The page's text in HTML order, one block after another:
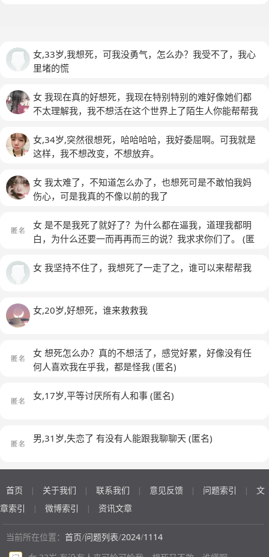
女,33岁,我想死，可我没勇气，怎么办？我受不了，我心
里堵的慌
女 我现在真的好想死，我现在特别特别的难好像她们都
不太理解我，我不想活在这个世界上了陌生人你能帮帮我
女,34岁,突然很想死，哈哈哈哈，我好委屈啊。可我就是
这样，我不想改变，不想放弃。
女 我太难了，不知道怎么办了，也想死可是不敢怕我妈
伤心，可是我真的不像以前的我了
女 是不是我死了就好了？为什么都在逼我，道理我都明
白，为什么还要一而再再而三的说？我求求你们了。 (匿
女 我坚持不住了，我想死了一走了之，谁可以来帮帮我
女,20岁,好想死，谁来救救我
女 想死怎么办？真的不想活了，感觉好累，好像没有任
何人喜欢我在乎我，都是怪我 (匿名)
女,17岁,平等讨厌所有人和事 (匿名)
男,31岁,失恋了 有没有人能跟我聊聊天 (匿名)
首页 | 关于我们 | 联系我们 | 意见反馈 | 问题索引 |
文
章索引
| 微博索引 | 资讯文章
当前所在位置： 首页/问题列表/2024/1114